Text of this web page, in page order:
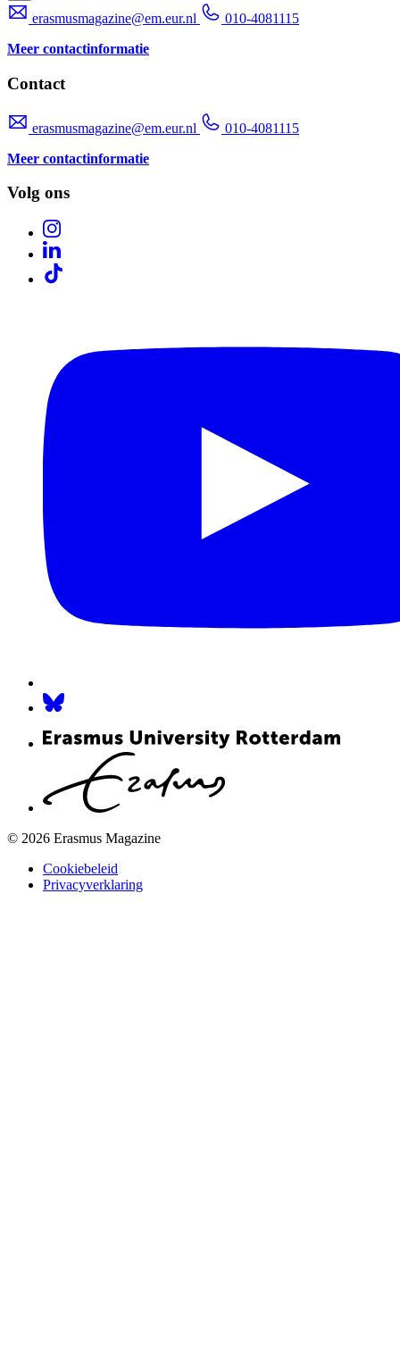
erasmusmagazine@em.eur.nl
010-4081115
Meer contactinformatie
Contact
erasmusmagazine@em.eur.nl
010-4081115
Meer contactinformatie
Volg ons
© 2026 Erasmus Magazine
Cookiebeleid
Privacyverklaring